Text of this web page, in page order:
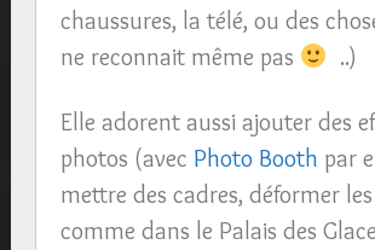
chaussures, la télé, ou des
ne reconnait même pas
..)
Elle adorent aussi ajouter des
photos (avec Photo Booth par
mettre des cadres, déformer
comme dans le Palais des